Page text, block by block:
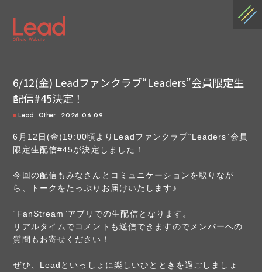
6/12(金) Leadファンクラブ“Leaders”会員限定生
配信#45決定！
Lead Other 2026.06.09
6月12日(金)19:00頃よりLeadファンクラブ“Leaders”会員
限定生配信#45が決定しました！
今回の配信もみなさんとコミュニケーションを取りなが
ら、トークをたっぷりお届けいたします♪
“FanStream”アプリでの生配信となります。
リアルタイムでコメントも送信できますのでメンバーへの
質問もお寄せください！
ぜひ、Leadといっしょに楽しいひとときを過ごしましょ